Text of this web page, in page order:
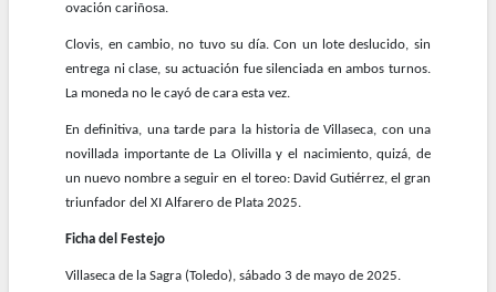
ovación cariñosa.
Clovis, en cambio, no tuvo su día. Con un lote deslucido, sin
entrega ni clase, su actuación fue silenciada en ambos turnos.
La moneda no le cayó de cara esta vez.
En definitiva, una tarde para la historia de Villaseca, con una
novillada importante de La Olivilla y el nacimiento, quizá, de
un nuevo nombre a seguir en el toreo: David Gutiérrez, el gran
triunfador del XI Alfarero de Plata 2025.
Ficha del Festejo
Villaseca de la Sagra (Toledo), sábado 3 de mayo de 2025.